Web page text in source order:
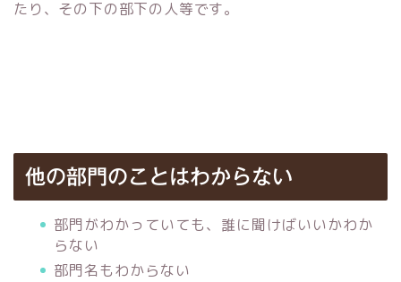
たり、その下の部下の人等です。
他の部門のことはわからない
部門がわかっていても、誰に聞けばいいかわか
らない
部門名もわからない